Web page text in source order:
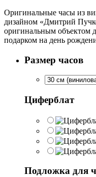
Оригинальные часы из
дизайном «Дмитрий
оригинальным объектом
подарком на день
Размер часов
Циферблат
Подложка для